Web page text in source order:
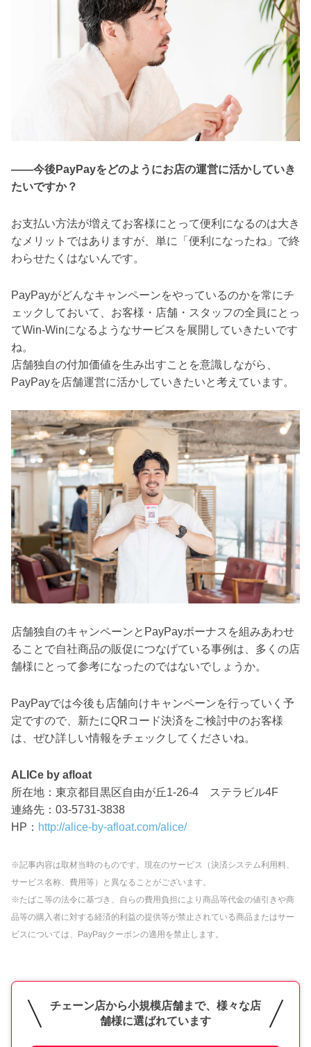
――今後PayPayをどのようにお店の運営に活かしていき
たいですか？
お支払い方法が増えてお客様にとって便利になるのは大き
なメリットではありますが、単に「便利になったね」で終
わらせたくはないんです。
PayPayがどんなキャンペーンをやっているのかを常にチ
ェックしておいて、お客様・店舗・スタッフの全員にとっ
てWin-Winになるようなサービスを展開していきたいです
ね。
店舗独自の付加価値を生み出すことを意識しながら、
PayPayを店舗運営に活かしていきたいと考えています。
店舗独自のキャンペーンとPayPayボーナスを組みあわせ
ることで自社商品の販促につなげている事例は、多くの店
舗様にとって参考になったのではないでしょうか。
PayPayでは今後も店舗向けキャンペーンを行っていく予
定ですので、新たにQRコード決済をご検討中のお客様
は、ぜひ詳しい情報をチェックしてくださいね。
ALICe by afloat
所在地：東京都目黒区自由が丘1-26-4 ステラビル4F
連絡先：03-5731-3838
HP： http://alice-by-afloat.com/alice/
※記事内容は取材当時のものです。現在のサービス（決済システム利用料、
サービス名称、費用等）と異なることがございます。
※たばこ等の法令に基づき、自らの費用負担により商品等代金の値引きや商
品等の購入者に対する経済的利益の提供等が禁止されている商品またはサー
ビスについては、PayPayクーポンの適用を禁止します。
チェーン店から小規模店舗まで、様々な店
舗様に選ばれています